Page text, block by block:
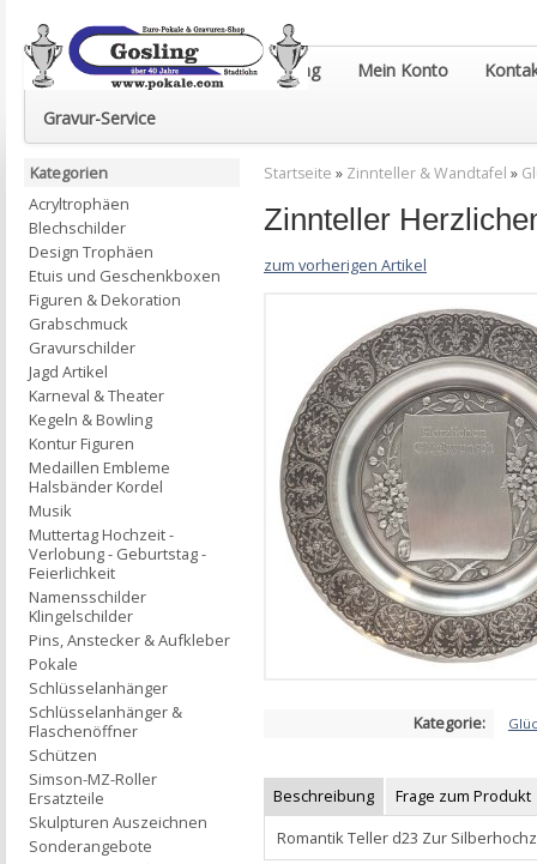
Euro-Pokale & Gravur-Shop Gosling Mein Konto
Gravur-Service
Startseite » Zinnteller & Wandtafel »
Zinnteller
zum vorherigen Artikel
Kategorie:
Beschreibung
Frage zum Produkt
Romantik Teller d23 Zur
Kategorien
Acryltrophäen
Blechschilder
Design Trophäen
Etuis und Geschenkboxen
Figuren & Dekoration
Grabschmuck
Gravurschilder
Jagd Artikel
Karneval & Theater
Kegeln & Bowling
Kontur Figuren
Medaillen Embleme
Halsbänder Kordel
Musik
Muttertag Hochzeit -
Verlobung - Geburtstag -
Feierlichkeit
Namensschilder
Klingelschilder
Pins, Anstecker & Aufkleber
Pokale
Schlüsselanhänger
Schlüsselanhänger &
Flaschenöffner
Schützen
Simson-MZ-Roller
Ersatzteile
Skulpturen Auszeichnen
Sonderangebote